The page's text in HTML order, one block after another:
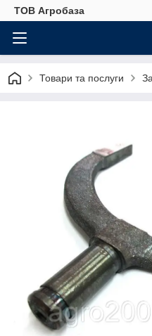
ТОВ Агробаза
Товари та послуги